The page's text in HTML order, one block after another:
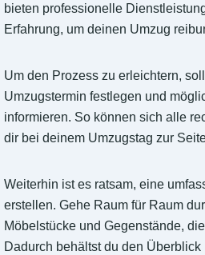
bieten professionelle
Erfahrung, um deinen Umzug
Um den Prozess zu erleichtern,
Umzugstermin festlegen und
informieren. So können sich alle
dir bei deinem Umzugstag zur
Weiterhin ist es ratsam, eine
erstellen. Gehe Raum für Raum
Möbelstücke und Gegenstände,
Dadurch behältst du den Überblick